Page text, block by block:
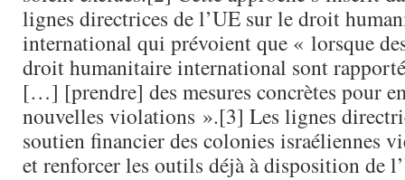
lignes directrices de l’UE sur le droit
international qui prévoient que « lorsque
droit humanitaire international sont
[…] [prendre] des mesures concrètes pour
nouvelles violations ».[3] Les lignes
soutien financier des colonies israéliennes
et renforcer les outils déjà à disposition de